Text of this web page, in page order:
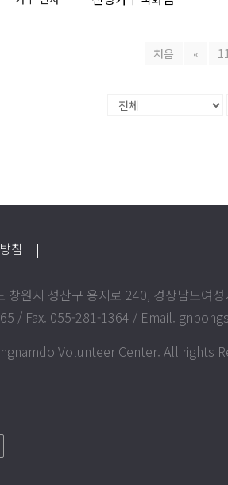
처음 «
침 |
창원시 성산구 용지로 240, 경상남도여
/ Fax. 055-281-1364 / Email.
Volunteer Center. All rights